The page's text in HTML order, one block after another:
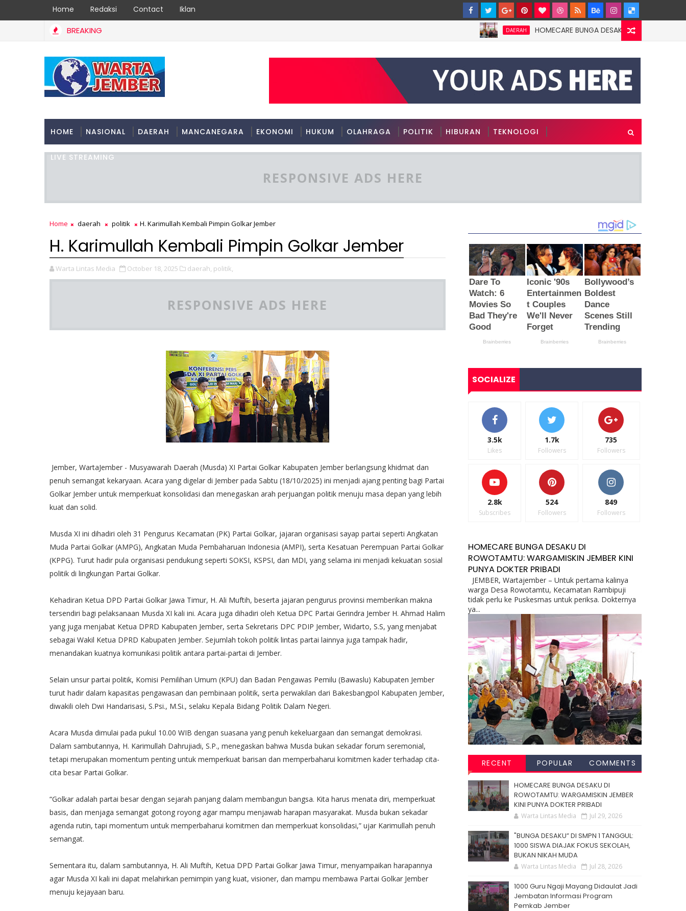
Home Redaksi Contact Iklan
BREAKING DAERAH HOMECARE BUNGA DESAKU DI ROWOTAMTU:
HOME NASIONAL DAERAH MANCANEGARA EKONOMI HUKUM OLAHRAGA POLITIK HIBURAN TEKNOLOGI
LIVE STREAMING
RESPONSIVE ADS HERE
Home daerah politik H. Karimullah Kembali Pimpin Golkar Jember
H. Karimullah Kembali Pimpin Golkar Jember
Warta Lintas Media October 18, 2025 daerah, politik,
RESPONSIVE ADS HERE
Jember, WartaJember - Musyawarah Daerah (Musda) XI Partai Golkar Kabupaten Jember berlangsung khidmat dan
penuh semangat kekaryaan. Acara yang digelar di Jember pada Sabtu (18/10/2025) ini menjadi ajang penting bagi Partai
Golkar Jember untuk memperkuat konsolidasi dan menegaskan arah perjuangan politik menuju masa depan yang lebih
kuat dan solid.
Musda XI ini dihadiri oleh 31 Pengurus Kecamatan (PK) Partai Golkar, jajaran organisasi sayap partai seperti Angkatan
Muda Partai Golkar (AMPG), Angkatan Muda Pembaharuan Indonesia (AMPI), serta Kesatuan Perempuan Partai Golkar
(KPPG). Turut hadir pula organisasi pendukung seperti SOKSI, KSPSI, dan MDI, yang selama ini menjadi kekuatan sosial
politik di lingkungan Partai Golkar.
Kehadiran Ketua DPD Partai Golkar Jawa Timur, H. Ali Muftih, beserta jajaran pengurus provinsi memberikan makna
tersendiri bagi pelaksanaan Musda XI kali ini. Acara juga dihadiri oleh Ketua DPC Partai Gerindra Jember H. Ahmad Halim
yang juga menjabat Ketua DPRD Kabupaten Jember, serta Sekretaris DPC PDIP Jember, Widarto, S.S, yang menjabat
sebagai Wakil Ketua DPRD Kabupaten Jember. Sejumlah tokoh politik lintas partai lainnya juga tampak hadir,
menandakan kuatnya komunikasi politik antara partai-partai di Jember.
Selain unsur partai politik, Komisi Pemilihan Umum (KPU) dan Badan Pengawas Pemilu (Bawaslu) Kabupaten Jember
turut hadir dalam kapasitas pengawasan dan pembinaan politik, serta perwakilan dari Bakesbangpol Kabupaten Jember,
diwakili oleh Dwi Handarisasi, S.Psi., M.Si., selaku Kepala Bidang Politik Dalam Negeri.
Acara Musda dimulai pada pukul 10.00 WIB dengan suasana yang penuh kekeluargaan dan semangat demokrasi.
Dalam sambutannya, H. Karimullah Dahrujiadi, S.P., menegaskan bahwa Musda bukan sekadar forum seremonial,
tetapi merupakan momentum penting untuk memperkuat barisan dan memperbaharui komitmen kader terhadap cita-
cita besar Partai Golkar.
“Golkar adalah partai besar dengan sejarah panjang dalam membangun bangsa. Kita harus menata diri, memperkuat
basis, dan menjaga semangat gotong royong agar mampu menjawab harapan masyarakat. Musda bukan sekadar
agenda rutin, tapi momentum untuk memperbaharui komitmen dan memperkuat konsolidasi,” ujar Karimullah penuh
semangat.
Sementara itu, dalam sambutannya, H. Ali Muftih, Ketua DPD Partai Golkar Jawa Timur, menyampaikan harapannya
agar Musda XI kali ini dapat melahirkan pemimpin yang kuat, visioner, dan mampu membawa Partai Golkar Jember
menuju kejayaan baru.
SOCIALIZE
3.5k
Likes
1.7k
Followers
735
Followers
2.8k
Subscribes
524
Followers
849
Followers
HOMECARE BUNGA DESAKU DI
ROWOTAMTU: WARGAMISKIN JEMBER KINI
PUNYA DOKTER PRIBADI
JEMBER, Wartajember – Untuk pertama kalinya
warga Desa Rowotamtu, Kecamatan Rambipuji
tidak perlu ke Puskesmas untuk periksa. Dokternya
ya...
RECENT POPULAR COMMENTS
HOMECARE BUNGA DESAKU DI
ROWOTAMTU: WARGAMISKIN JEMBER
KINI PUNYA DOKTER PRIBADI
Warta Lintas Media Jul 29, 2026
"BUNGA DESAKU” DI SMPN 1 TANGGUL:
1000 SISWA DIAJAK FOKUS SEKOLAH,
BUKAN NIKAH MUDA
Warta Lintas Media Jul 28, 2026
1000 Guru Ngaji Mayang Didaulat Jadi
Jembatan Informasi Program
Pemkab Jember